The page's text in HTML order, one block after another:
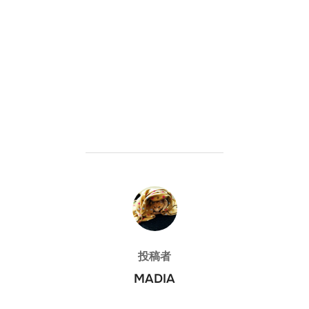
投稿者
投稿者
MADIA